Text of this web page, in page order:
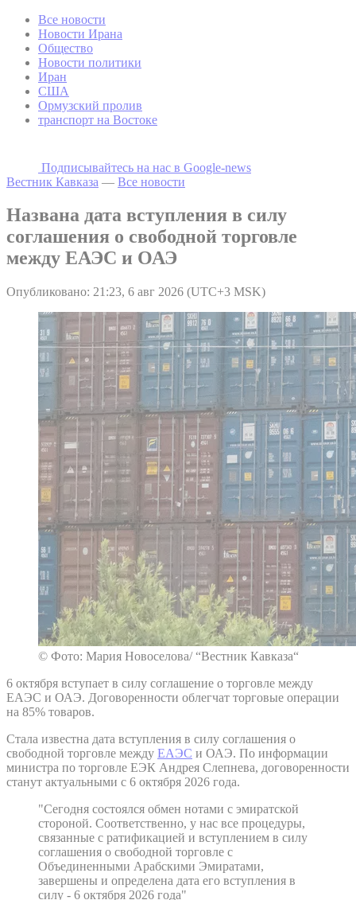
Все новости
Новости Ирана
Общество
Новости политики
Иран
США
Ормузский пролив
транспорт на Востоке
Подписывайтесь на наc в Google-news
Вестник Кавказа — Все новости
Названа дата вступления в силу
соглашения о свободной торговле
между ЕАЭС и ОАЭ
Опубликовано: 21:23, 6 авг 2026 (UTC+3 MSK)
© Фото: Мария Новоселова/ “Вестник Кавказа“
6 октября вступает в силу соглашение о торговле между
ЕАЭС и ОАЭ. Договоренности облегчат торговые операции
на 85% товаров.
Стала известна дата вступления в силу соглашения о
свободной торговле между ЕАЭС и ОАЭ. По информации
министра по торговле ЕЭК Андрея Слепнева, договоренности
станут актуальными с 6 октября 2026 года.
"Сегодня состоялся обмен нотами с эмиратской
стороной. Соответственно, у нас все процедуры,
связанные с ратификацией и вступлением в силу
соглашения о свободной торговле с
Объединенными Арабскими Эмиратами,
завершены и определена дата его вступления в
силу - 6 октября 2026 года"